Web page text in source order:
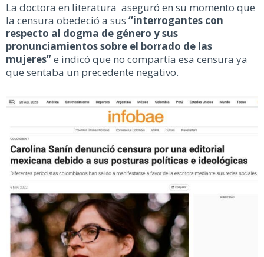
La doctora en literatura aseguró en su momento que
la censura obedeció a sus “interrogantes con
respecto al dogma de género y sus
pronunciamientos sobre el borrado de las
mujeres”e indicó que no compartía esa censura ya
que sentaba un precedente negativo.